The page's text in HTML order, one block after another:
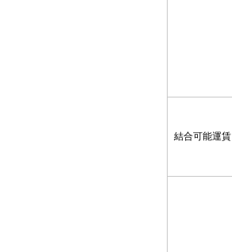
結合可能運賃